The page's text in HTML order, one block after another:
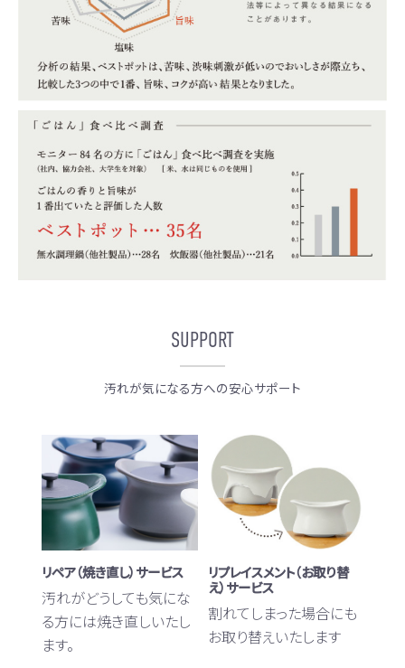
SUPPORT
汚れが気になる方への安心サポート
リペア（焼き直し）サービス
汚れがどうしても気にな
る方には焼き直しいたし
ます。
リプレイスメント（お取り替
え）サービス
割れてしまった場合にも
お取り替えいたします